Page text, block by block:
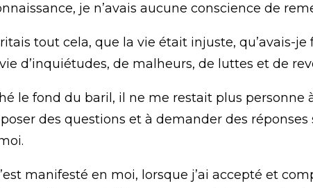
je n’avais aucune conscience de
tout cela, que la vie était injuste, qu’avais-
d’inquiétudes, de malheurs, de luttes et de
le fond du baril, il ne me restait plus
des questions et à demander des
manifesté en moi, lorsque j’ai accepté et